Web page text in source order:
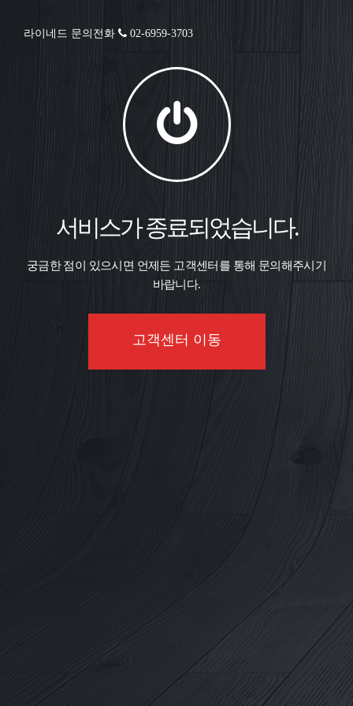
라이네드 문의전화 02-6959-3703
서비스가 종료되었습니다.
궁금한 점이 있으시면 언제든 고객센터를 통해 문의해주시기
바랍니다.
고객센터 이동